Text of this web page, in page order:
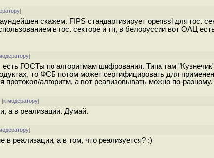
]
скажем. FIPS стандартизирует openssl для гос.
в гос. секторе и тп, в белоруссии вот ОАЦ
]
ГОСТы по алгоритмам шифрования. Типа там
то ФСБ потом может сертифицировать для
протокол/алгоритм, а вот реализовывать можно по-разному.
к модератору]
а в реализации. Думай.
]
в реализации, а в том, что реализуется? :)